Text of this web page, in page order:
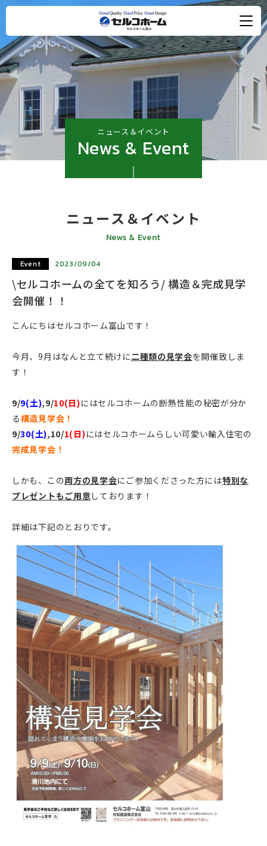
ニュース＆イベント
News & Event
ニュース＆イベント
News & Event
Event 2023/09/04
\セルコホームの全てを知ろう/ 構造＆完成見学
会開催！！
こんにちはセルコホーム富山です！
今月、9月はなんと立て続けに二種類の見学会を開催致しま
す！
9/9(土),9/10(日) にはセルコホームの断熱性能の秘密が分か
る構造見学会！
9/30(土),10/1(日) にはセルコホームらしい可愛い輸入住宅の
完成見学会！
しかも、この両方の見学会にご参加くださった方には特別な
プレゼントもご用意 しております！
詳細は下記のとおりです。